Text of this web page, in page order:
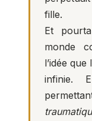
fille.
Et
monde
l’idée
infinie.